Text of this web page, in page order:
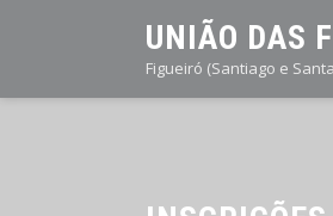
UNIÃO DAS
Figueiró (Santiago e